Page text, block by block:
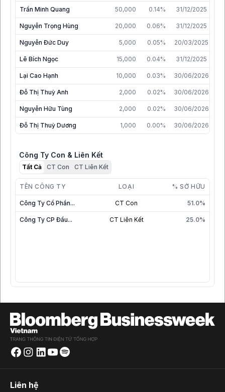
Trần Minh Quang 50,000 0.14% 31/12/2025
Nguyễn Trọng Hùng 20,000 0.06% 31/12/2025
Nguyễn Đức Duy 5,000 0.05% 20/03/2025
Lê Bích Ngọc 15,000 0.04% 31/12/2025
Lại Cao Hạnh 10,000 0.03% 30/06/2026
Đỗ Thị Thuỳ Anh 2,000 0.02% 30/06/2026
Nguyễn Hữu Tùng 2,000 0.02% 30/06/2026
Đỗ Thị Thuỳ Dương 1,000 0.00% 30/06/2026
Công Ty Con & Liên Kết
Tất Cả CT Con CT Liên Kết
TÊN CÔNG TY LOẠI % SỞ HỮU
Công Ty Cổ Phần... CT Con 51.0%
Công Ty CP Đầu... CT Liên Kết 25.0%
Liên hệ